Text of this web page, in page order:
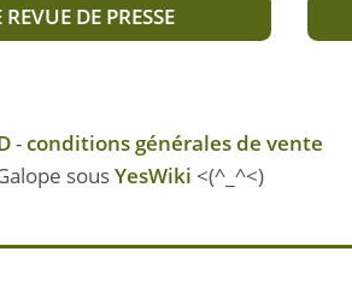
DE PRESSE
-conditions générales de vente
sousYesWiki <(^_^<)